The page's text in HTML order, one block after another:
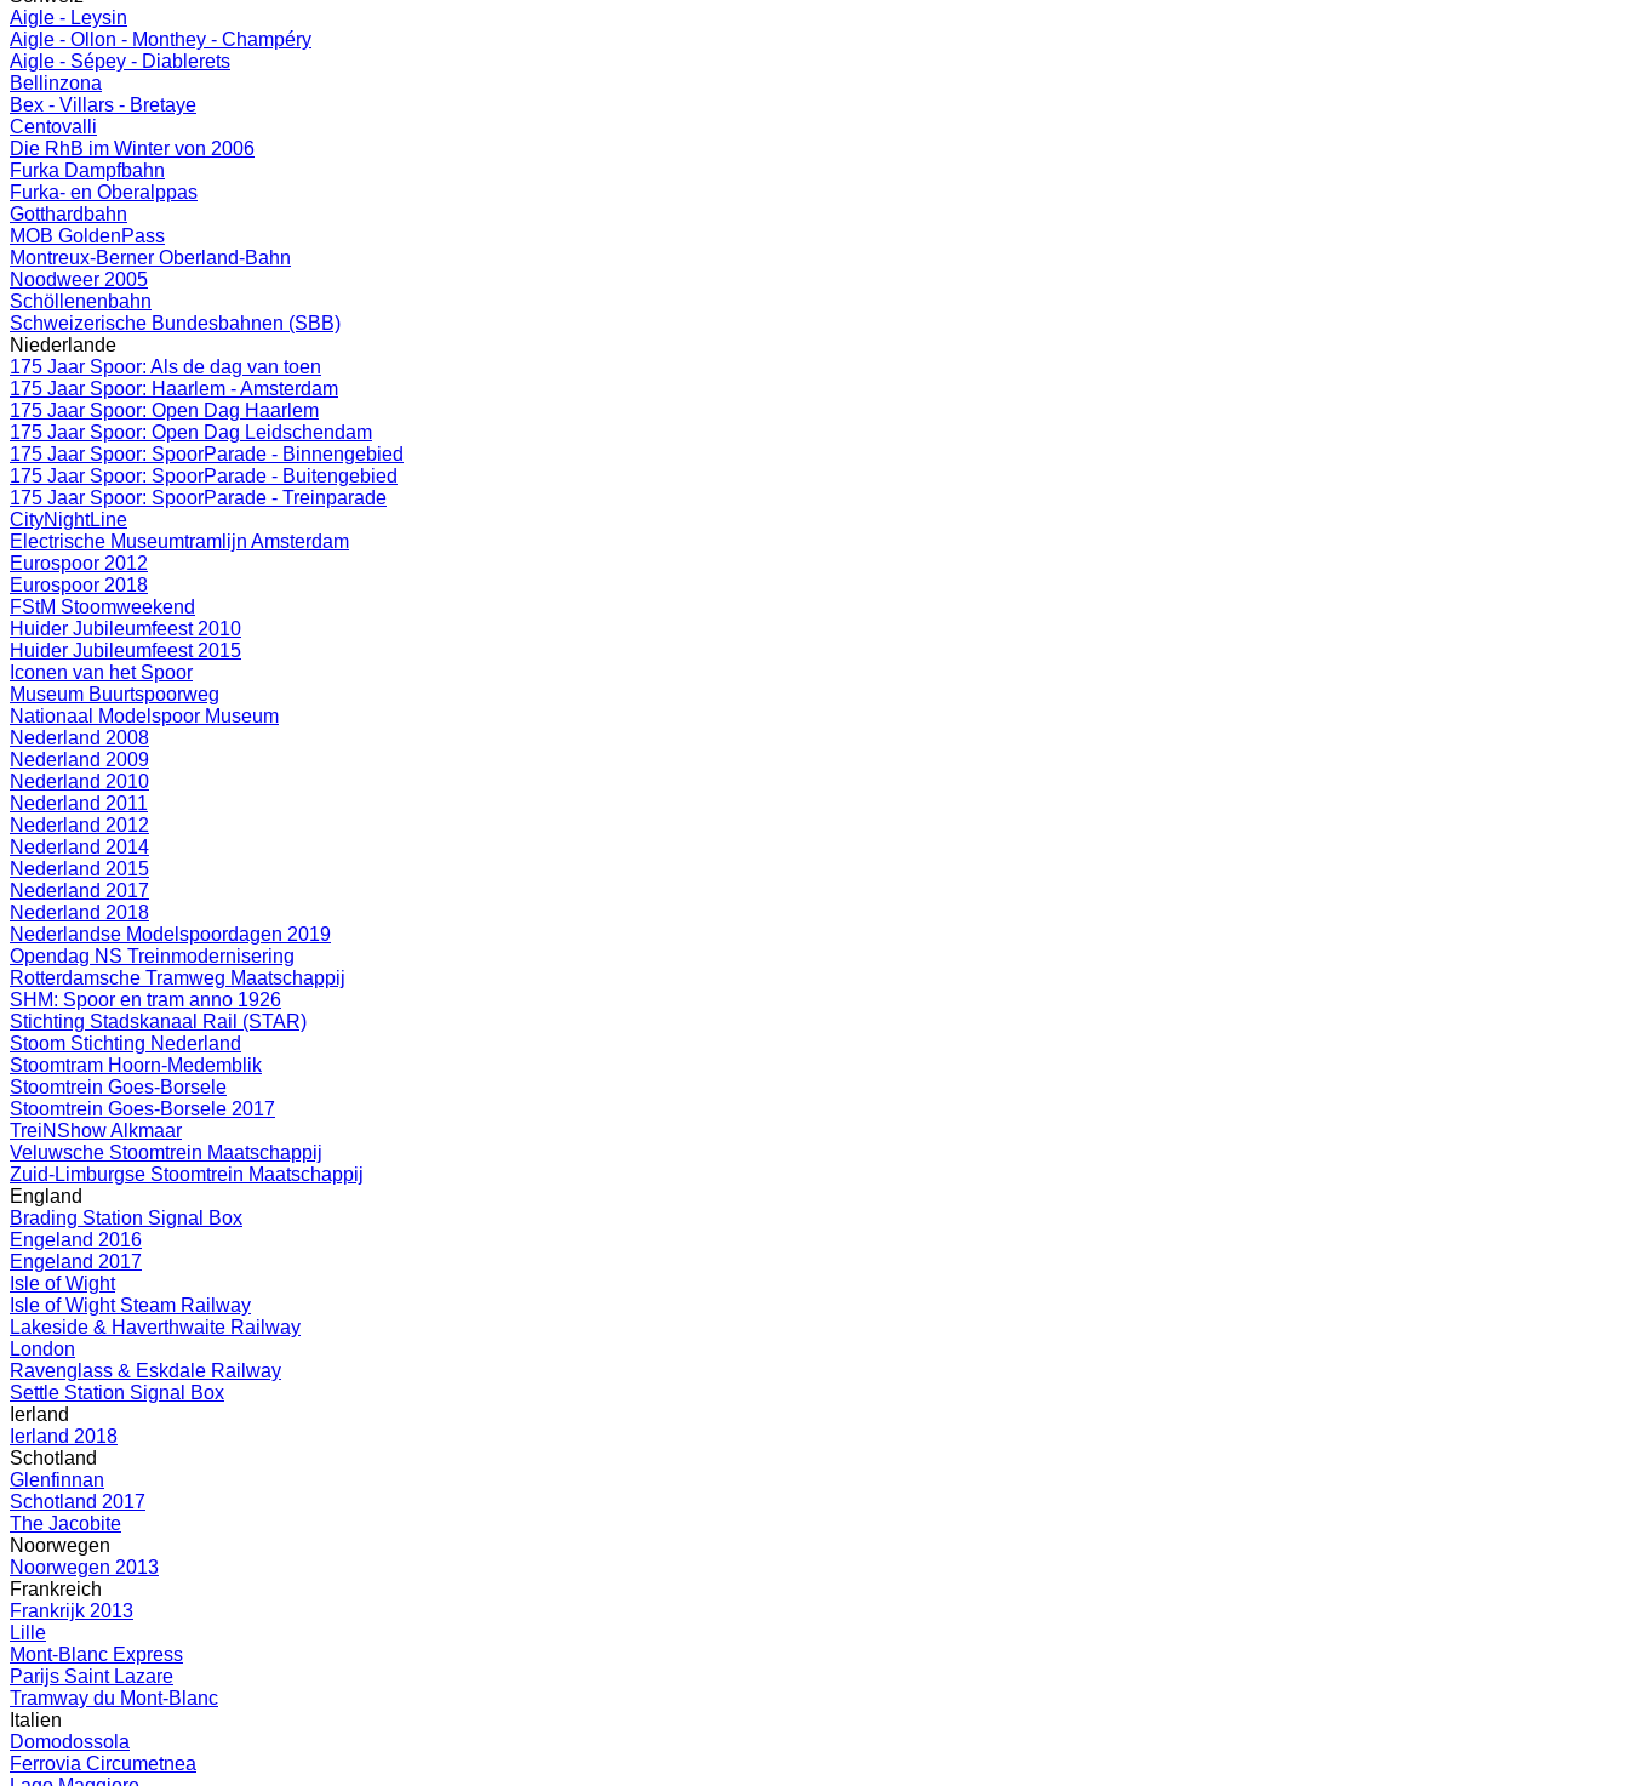
Aigle - Leysin
Aigle - Ollon - Monthey - Champéry
Aigle - Sépey - Diablerets
Bellinzona
Bex - Villars - Bretaye
Centovalli
Die RhB im Winter von 2006
Furka Dampfbahn
Furka- en Oberalppas
Gotthardbahn
MOB GoldenPass
Montreux-Berner Oberland-Bahn
Noodweer 2005
Schöllenenbahn
Schweizerische Bundesbahnen (SBB)
Niederlande
175 Jaar Spoor: Als de dag van toen
175 Jaar Spoor: Haarlem - Amsterdam
175 Jaar Spoor: Open Dag Haarlem
175 Jaar Spoor: Open Dag Leidschendam
175 Jaar Spoor: SpoorParade - Binnengebied
175 Jaar Spoor: SpoorParade - Buitengebied
175 Jaar Spoor: SpoorParade - Treinparade
CityNightLine
Electrische Museumtramlijn Amsterdam
Eurospoor 2012
Eurospoor 2018
FStM Stoomweekend
Huider Jubileumfeest 2010
Huider Jubileumfeest 2015
Iconen van het Spoor
Museum Buurtspoorweg
Nationaal Modelspoor Museum
Nederland 2008
Nederland 2009
Nederland 2010
Nederland 2011
Nederland 2012
Nederland 2014
Nederland 2015
Nederland 2017
Nederland 2018
Nederlandse Modelspoordagen 2019
Opendag NS Treinmodernisering
Rotterdamsche Tramweg Maatschappij
SHM: Spoor en tram anno 1926
Stichting Stadskanaal Rail (STAR)
Stoom Stichting Nederland
Stoomtram Hoorn-Medemblik
Stoomtrein Goes-Borsele
Stoomtrein Goes-Borsele 2017
TreiNShow Alkmaar
Veluwsche Stoomtrein Maatschappij
Zuid-Limburgse Stoomtrein Maatschappij
England
Brading Station Signal Box
Engeland 2016
Engeland 2017
Isle of Wight
Isle of Wight Steam Railway
Lakeside & Haverthwaite Railway
London
Ravenglass & Eskdale Railway
Settle Station Signal Box
Ierland
Ierland 2018
Schotland
Glenfinnan
Schotland 2017
The Jacobite
Noorwegen
Noorwegen 2013
Frankreich
Frankrijk 2013
Lille
Mont-Blanc Express
Parijs Saint Lazare
Tramway du Mont-Blanc
Italien
Domodossola
Ferrovia Circumetnea